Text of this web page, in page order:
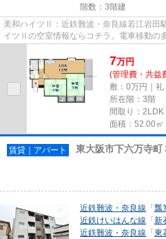
階数：3階建
美和ハイツⅡ：近鉄難波・奈良線若江岩田
イツⅡの空室情報ならコチラ。電車移動の
です。風通しの良いマンションは...
7万円
(管理費・共益
敷：0万円｜
所在階：3階
間取り：2LDK
面積：52.00㎡
賃貸｜アパート 東大阪市下六万寺町
近鉄難波・奈良線 「瓢
近鉄けいはんな線 「新
近鉄難波・奈良線 「東